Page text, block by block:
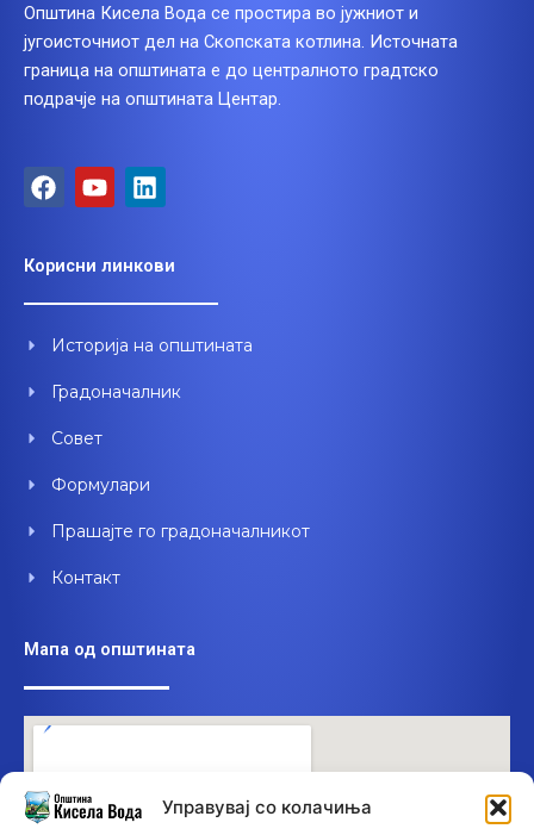
Управувај со колачиња
Општина Кисела Вода се простира во јужниот и
југоисточниот дел на Скопската котлина. Источната
граница на општината е до централното градтско
подрачје на општината Центар.
F
a
b
o
k
Y
o
u
b
L
i
e
d
n
Корисни линкови
Историја на општината
Градоначалник
Совет
Формулари
Прашајте го градоначалникот
Контакт
Мапа од општината